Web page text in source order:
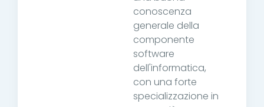
conoscenza
generale della
componente
software
dell'informatica,
con una forte
specializzazione in